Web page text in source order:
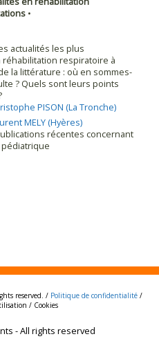
•
actualités les plus
respiratoire à
la littérature : où en sommes-
? Quels sont leurs points
PISON (La Tronche)
MELY (Hyères)
récentes concernant
reserved. / Politique de confidentialité /
/ Cookies
- All rights reserved